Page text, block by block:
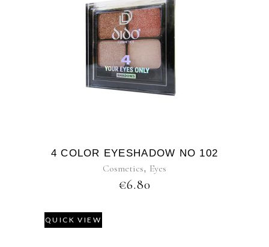
4 COLOR EYESHADOW NO 102
Cosmetics, Eyes
€6.80
QUICK VIEW